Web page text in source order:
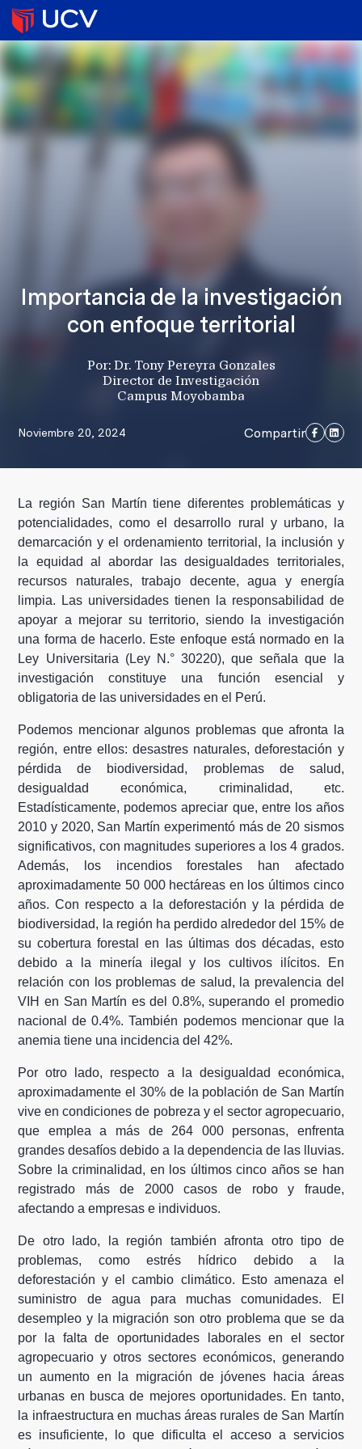
Importancia de la investigación
con enfoque territorial
Por: Dr. Tony Pereyra Gonzales
Director de Investigación
Campus Moyobamba
Noviembre 20, 2024 Compartir
La región San Martín tiene diferentes problemáticas y
potencialidades, como el desarrollo rural y urbano, la
demarcación y el ordenamiento territorial, la inclusión y
la equidad al abordar las desigualdades territoriales,
recursos naturales, trabajo decente, agua y energía
limpia. Las universidades tienen la responsabilidad de
apoyar a mejorar su territorio, siendo la investigación
una forma de hacerlo. Este enfoque está normado en la
Ley Universitaria (Ley N.° 30220), que señala que la
investigación constituye una función esencial y
obligatoria de las universidades en el Perú.
Podemos mencionar algunos problemas que afronta la
región, entre ellos: desastres naturales, deforestación y
pérdida de biodiversidad, problemas de salud,
desigualdad económica, criminalidad, etc.
Estadísticamente, podemos apreciar que, entre los años
2010 y 2020, San Martín experimentó más de 20 sismos
significativos, con magnitudes superiores a los 4 grados.
Además, los incendios forestales han afectado
aproximadamente 50 000 hectáreas en los últimos cinco
años. Con respecto a la deforestación y la pérdida de
biodiversidad, la región ha perdido alrededor del 15% de
su cobertura forestal en las últimas dos décadas, esto
debido a la minería ilegal y los cultivos ilícitos. En
relación con los problemas de salud, la prevalencia del
VIH en San Martín es del 0.8%, superando el promedio
nacional de 0.4%. También podemos mencionar que la
anemia tiene una incidencia del 42%.
Por otro lado, respecto a la desigualdad económica,
aproximadamente el 30% de la población de San Martín
vive en condiciones de pobreza y el sector agropecuario,
que emplea a más de 264 000 personas, enfrenta
grandes desafíos debido a la dependencia de las lluvias.
Sobre la criminalidad, en los últimos cinco años se han
registrado más de 2000 casos de robo y fraude,
afectando a empresas e individuos.
De otro lado, la región también afronta otro tipo de
problemas, como estrés hídrico debido a la
deforestación y el cambio climático. Esto amenaza el
suministro de agua para muchas comunidades. El
desempleo y la migración son otro problema que se da
por la falta de oportunidades laborales en el sector
agropecuario y otros sectores económicos, generando
un aumento en la migración de jóvenes hacia áreas
urbanas en busca de mejores oportunidades. En tanto,
la infraestructura en muchas áreas rurales de San Martín
es insuficiente, lo que dificulta el acceso a servicios